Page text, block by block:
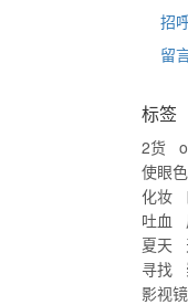
招
留
标签
2货
使眼色
化妆
吐血
夏天
寻找
影视